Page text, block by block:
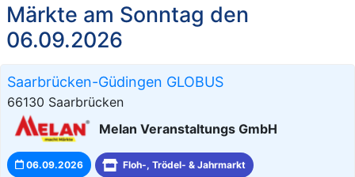
Märkte am Sonntag den
06.09.2026
Saarbrücken-Güdingen GLOBUS
66130 Saarbrücken
Melan Veranstaltungs GmbH
06.09.2026 Floh-, Trödel- & Jahrmarkt